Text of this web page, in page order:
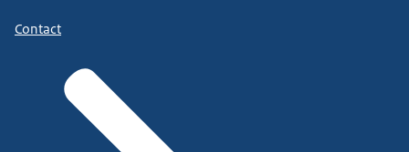
Contact